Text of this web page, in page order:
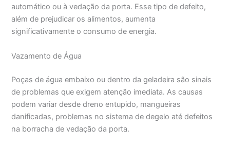
automático ou à vedação da porta. Esse tipo de defeito,
além de prejudicar os alimentos, aumenta
significativamente o consumo de energia.
Vazamento de Água
Poças de água embaixo ou dentro da geladeira são sinais
de problemas que exigem atenção imediata. As causas
podem variar desde dreno entupido, mangueiras
danificadas, problemas no sistema de degelo até defeitos
na borracha de vedação da porta.